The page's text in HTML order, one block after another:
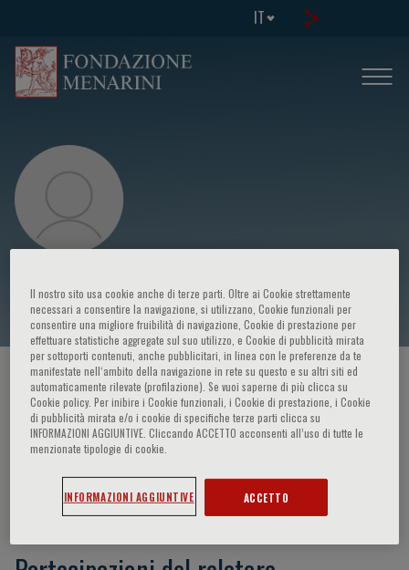
IT
Yean Leng LIM
HOME PAGE / CORSI ED EVENTI / RELATORE
Yean Leng LIM
Il nostro sito usa cookie anche di terze parti. Oltre ai Cookie strettamente
necessari a consentire la navigazione, si utilizzano, Cookie funzionali per
consentire una migliore fruibilità di navigazione, Cookie di prestazione per
effettuare statistiche aggregate sul suo utilizzo, e Cookie di pubblicità mirata
per sottoporti contenuti, anche pubblicitari, in linea con le preferenze da te
manifestate nell‘ambito della navigazione in rete su questo e su altri siti ed
automaticamente rilevate (profilazione). Se vuoi saperne di più clicca su
Cookie policy. Per inibire i Cookie funzionali, i Cookie di prestazione, i Cookie
di pubblicità mirata e/o i cookie di specifiche terze parti clicca su
INFORMAZIONI AGGIUNTIVE. Cliccando ACCETTO acconsenti all’uso di tutte le
menzionate tipologie di cookie.
INFORMAZIONI AGGIUNTIVE ACCETTO